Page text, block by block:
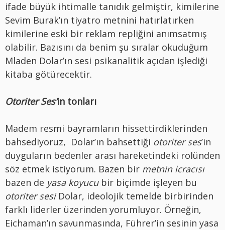
ifade büyük ihtimalle tanıdık gelmiştir, kimilerine
Sevim Burak’ın tiyatro metnini hatırlatırken
kimilerine eski bir reklam repliğini anımsatmış
olabilir. Bazısını da benim şu sıralar okuduğum
Mladen Dolar’ın sesi psikanalitik açıdan işlediği
kitaba götürecektir.
Otoriter Ses’in tonları
Madem resmi bayramların hissettirdiklerinden
bahsediyoruz, Dolar’ın bahsettiği otoriter ses’in
duyguların bedenler arası hareketindeki rolünden
söz etmek istiyorum. Bazen bir metnin icracısı
bazen de yasa koyucubir biçimde işleyen bu
otoriter sesiDolar, ideolojik temelde birbirinden
farklı liderler üzerinden yorumluyor. Örneğin,
Eichaman’ın savunmasında, Führer’in sesinin yasa